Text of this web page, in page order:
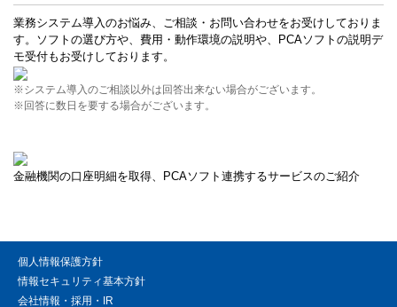
業務システム導入のお悩み、ご相談・お問い合わせをお受けしておりま
す。ソフトの選び方や、費用・動作環境の説明や、PCAソフトの説明デ
モ受付もお受けしております。
※システム導入のご相談以外は回答出来ない場合がございます。
※回答に数日を要する場合がございます。
金融機関の口座明細を取得、PCAソフト連携するサービスのご紹介
個人情報保護方針
情報セキュリティ基本方針
会社情報・採用・IR